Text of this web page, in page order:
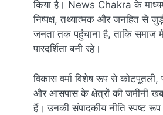
किया है। News Chakra के
निष्पक्ष, तथ्यात्मक और जनहित से
जनता तक पहुंचाना है, ताकि समाज
पारदर्शिता बनी रहे।
विकास वर्मा विशेष रूप से कोटपूतली,
और आसपास के क्षेत्रों की जमीनी
हैं। उनकी संपादकीय नीति स्पष्ट